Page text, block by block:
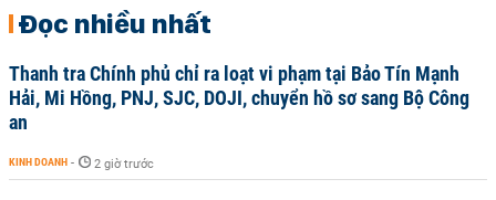
Đọc nhiều nhất
Thanh tra Chính phủ chỉ ra loạt vi phạm tại Bảo Tín Mạnh
Hải, Mi Hồng, PNJ, SJC, DOJI, chuyển hồ sơ sang Bộ Công
an
KINH DOANH - 2 giờ trước